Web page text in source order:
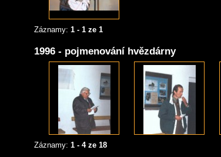
Záznamy: 1 - 1 ze 1
1996 - pojmenování hvězdárny
Záznamy: 1 - 4 ze 18